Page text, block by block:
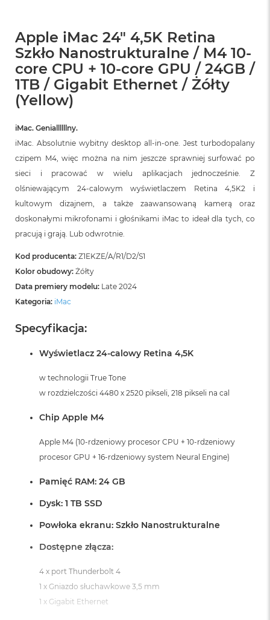
Apple iMac 24" 4,5K Retina
Szkło Nanostrukturalne / M4 10-
core CPU + 10-core GPU / 24GB /
1TB / Gigabit Ethernet / Żółty
(Yellow)
iMac. Geniallllllny.
iMac. Absolutnie wybitny desktop all‑in‑one. Jest turbodopalany
czipem M4, więc można na nim jeszcze sprawniej surfować po
sieci i pracować w wielu aplikacjach jednocześnie. Z
olśniewającym 24‑calowym wyświetlaczem Retina 4,5K2 i
kultowym dizajnem, a także zaawansowaną kamerą oraz
doskonałymi mikrofonami i głośnikami iMac to ideał dla tych, co
pracują i grają. Lub odwrotnie.
Kod producenta: Z1EKZE/A/R1/D2/S1
Kolor obudowy: Żółty
Data premiery modelu: Late 2024
Kategoria: iMac
Specyfikacja:
Wyświetlacz 24-calowy Retina 4,5K
w technologii True Tone
w rozdzielczości 4480 x 2520 pikseli, 218 pikseli na cal
Chip Apple M4
Apple M4 (10-rdzeniowy procesor CPU + 10-rdzeniowy
procesor GPU + 16-rdzeniowy system Neural Engine)
Pamięć RAM: 24 GB
Dysk: 1 TB SSD
Powłoka ekranu: Szkło Nanostrukturalne
Dostępne złącza:
4 x port Thunderbolt 4
1 x Gniazdo słuchawkowe 3,5 mm
1 x Gigabit Ethernet